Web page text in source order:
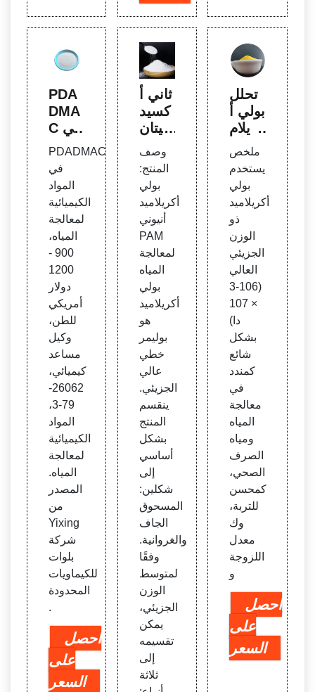
PDA
DMA
C في
المواد
الكيمي
ائية ل
معالج
ة المي
اه، عر
ض مع
الجة ا
لمياه
PDADMAC
في
المواد
الكيميائية
لمعالجة
المياه،
900 -
1200
دولار
أمريكي
للطن،
وكيل
مساعد
كيميائي،
26062-
79-3،
المواد
الكيميائية
لمعالجة
المياه.
المصدر
من
Yixing
شركة
بلوات
للكيماويات
المحدودة
.
احصل
على
السعر
ثاني أ
كسيد
التيتان
صين
ي، أك
سيد ا
لكروم
الأخض
ر، أك
سيد ا
لحديد
وصف
المنتج:
بولي
أكريلاميد
أنيوني
PAM
لمعالجة
المياه
بولي
أكريلاميد
هو
بوليمر
خطي
عالي
الجزيئي.
ينقسم
المنتج
بشكل
أساسي
إلى
شكلين:
المسحوق
الجاف
والغروانية.
وفقًا
لمتوسط
الوزن
الجزيئي،
يمكن
تقسيمه
إلى
ثلاثة
تحلل
بولي أ
كريلام
يد وآثا
ره
ملخص
يستخدم
بولي
أكريلاميد
ذو
الوزن
الجزيئي
العالي
(106-3
× 107
دا)
بشكل
شائع
كمندد
في
معالجة
المياه
ومياه
الصرف
الصحي،
كمحسن
للتربة،
وك
معدل
اللزوجة
و
احصل
على
السعر